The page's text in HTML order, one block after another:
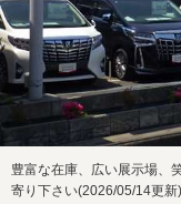
豊富な在庫、広い展示場、
寄り下さい(2026/05/14更新)